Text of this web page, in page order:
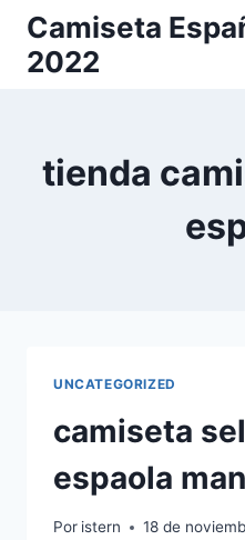
Saltar
contenido
Camiseta
2022
tienda
UNCATEGORIZED
camiseta
espaola
Por istern 18 de